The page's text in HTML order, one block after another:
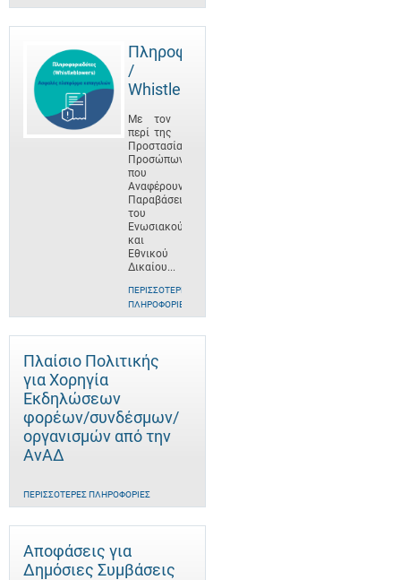
Πληροφοριοδότες
/
Whistleblowers
Με τον
περί της
Προστασίας
Προσώπων
που
Αναφέρουν
Παραβάσεις
του
Ενωσιακού
και
Εθνικού
Δικαίου...
ΠΕΡΙΣΣΌΤΕΡΕΣ
ΠΛΗΡΟΦΟΡΊΕΣ
Πλαίσιο Πολιτικής
για Χορηγία
Εκδηλώσεων
φορέων/συνδέσμων/
οργανισμών από την
ΑνΑΔ
ΠΕΡΙΣΣΌΤΕΡΕΣ ΠΛΗΡΟΦΟΡΊΕΣ
Αποφάσεις για
Δημόσιες Συμβάσεις